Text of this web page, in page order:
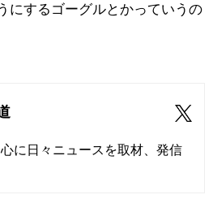
にするゴーグルとかっていうの
に日々ニュースを取材、発信